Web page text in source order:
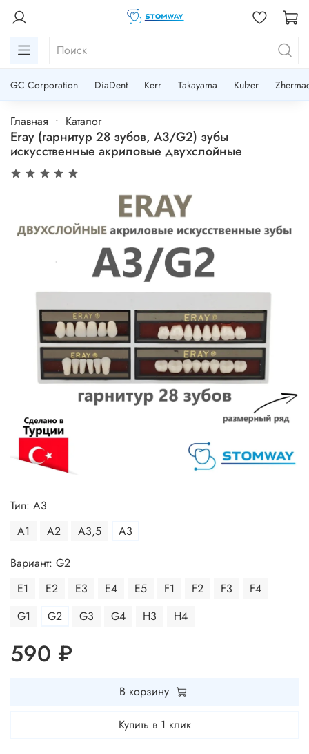
GC Corporation DiaDent Kerr Takayama Kulzer
Главная Каталог
Eray (гарнитур 28 зубов, A3/G2) зубы
искусственные акриловые двухслойные
Тип: A3
A1
A2 A3,5 A3
Вариант: G2
E1
E2 E3 E4 E5 F1 F2 F3
F4
G1
G2 G3 G4 H3 H4
590 ₽
В корзину
Купить в 1 клик